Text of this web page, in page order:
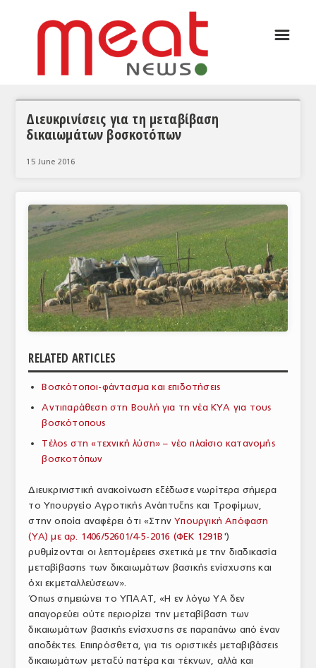
ΣΥΝΕΝΤΕΥΞΕΙΣ
ΘΕΜΑΤΑ
ΚΟΣΜΟΣ
ΕΥΡΩΠΑΪΚΕΣ ΑΠΟΦΑΣΕΙΣ
ΘΕΜΑΤΑ
ΕΜΠΟΡΙΚΟΣ ΚΑΤΑΛΟΓΟΣ
ΠΑΡΑΓΩΓΗ & ΕΜΠΟΡΙΑ
ΣΦΑΓΕΙΑ
ΠΡΩΤΕΣ ΥΛΕΣ
ΥΠΗΡΕΣΙΕΣ
ΕΜΠΟΡΙΚΟΙ ΑΝΤΙΠΡΟΣΩΠΟΙ
ΝΟΜΟΘΕΣΙΑ
ΕΛΛΗΝΙΚΗ ΝΟΜΟΘΕΣΙΑ
ΕΥΡΩΠΑΪΚΗ ΝΟΜΟΘΕΣΙΑ
ΤΟ ΠΕΡΙΟΔΙΚΟ
☰
Διευκρινίσεις για τη μεταβίβαση
δικαιωμάτων βοσκοτόπων
15 June 2016
RELATED ARTICLES
Βοσκότοποι-φάντασμα και επιδοτήσεις
Αντιπαράθεση στη Βουλή για τη νέα ΚΥΑ για τους
βοσκότοπους
Τέλος στη «τεχνική λύση» – νέο πλαίσιο κατανομής
βοσκοτόπων
Διευκρινιστική ανακοίνωση εξέδωσε νωρίτερα σήμερα
το Υπουργείο Αγροτικής Ανάπτυξης και Τροφίμων,
στην οποία αναφέρει ότι «ΣτηνΥπουργική Απόφαση
(ΥΑ) με αρ. 1406/52601/4-5-2016 (ΦΕΚ 1291Β ')
ρυθμίζονται οι λεπτομέρειες σχετικά με την διαδικασία
μεταβίβασης των δικαιωμάτων βασικής ενίσχυσης και
όχι εκμεταλλεύσεων».
Όπως σημειώνει το ΥΠΑΑΤ, «Η εν λόγω ΥΑ δεν
απαγορεύει ούτε περιορίζει την μεταβίβαση των
δικαιωμάτων βασικής ενίσχυσης σε παραπάνω από έναν
αποδέκτες. Επιπρόσθετα, για τις οριστικές μεταβιβάσεις
δικαιωμάτων μεταξύ πατέρα και τέκνων, αλλά και